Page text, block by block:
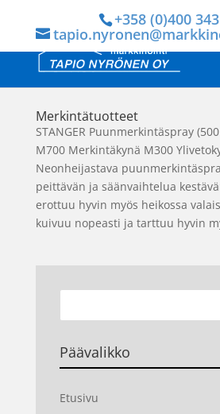
+358 (0)400
Merkintätuotteet
STANGER Puunmerkintäspray
M700 Merkintäkynä M300
Neonheijastava
peittävän ja säänvaihtelua
erottuu hyvin myös heikossa
kuivuu nopeasti ja tarttuu hyvin
Päävalikko
Etusivu